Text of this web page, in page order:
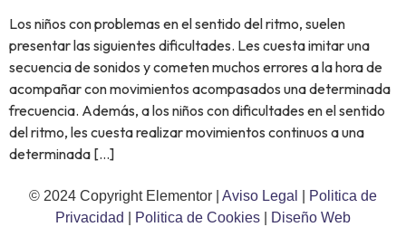
Los niños con problemas en el sentido del ritmo, suelen
presentar las siguientes dificultades. Les cuesta imitar una
secuencia de sonidos y cometen muchos errores a la hora de
acompañar con movimientos acompasados una determinada
frecuencia. Además, a los niños con dificultades en el sentido
del ritmo, les cuesta realizar movimientos continuos a una
determinada […]
© 2024 Copyright Elementor | Aviso Legal
Politica de
Privacidad
Politica de Cookies Diseño Web